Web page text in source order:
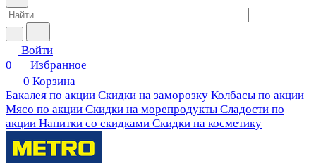
Войти
0
Избранное
0 Корзина
Бакалея по акции Скидки на заморозку Колбасы по акции
Мясо по акции Скидки на морепродукты Сладости по
акции Напитки со скидками Скидки на косметику